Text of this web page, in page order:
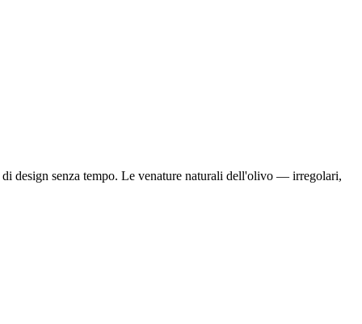
design senza tempo. Le venature naturali dell'olivo — irregolari,